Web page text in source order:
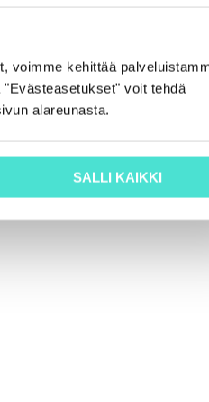
voimme kehittää
voit tehdä
alareunasta.
SALLI KAIKKI